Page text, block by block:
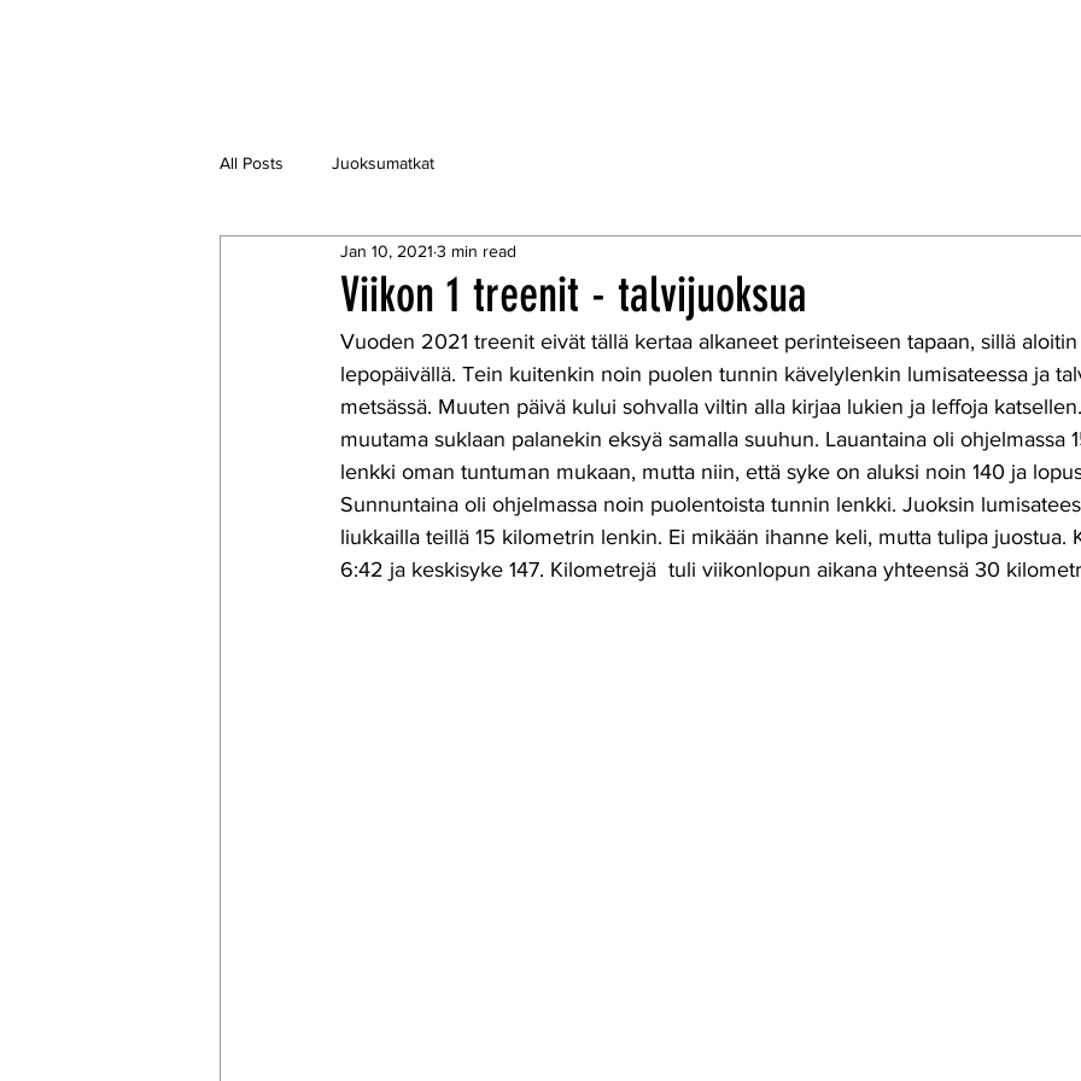
All Posts Juoksumatkat
Viikon 1 treenit - talvijuoksua
Jan 10, 2021 3 min read
Vuoden 2021 treenit eivät tällä kertaa alkaneet perinteiseen tapaan, sillä
lepopäivällä. Tein kuitenkin noin puolen tunnin kävelylenkin lumisateessa ja
metsässä. Muuten päivä kului sohvalla viltin alla kirjaa lukien ja leffoja
muutama suklaan palanekin eksyä samalla suuhun. Lauantaina oli ohjelmassa
lenkki oman tuntuman mukaan, mutta niin, että syke on aluksi noin 140 ja
Sunnuntaina oli ohjelmassa noin puolentoista tunnin lenkki. Juoksin
liukkailla teillä 15 kilometrin lenkin. Ei mikään ihanne keli, mutta tulipa juostua.
6:42 ja keskisyke 147. Kilometrejä  tuli viikonlopun aikana yhteensä 30